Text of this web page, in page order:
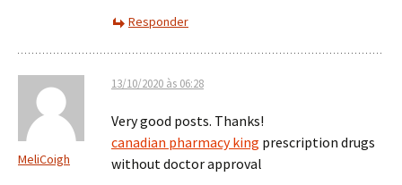
Responder
MeliCoigh
13/10/2020 às 06:28
Very good posts. Thanks!
canadian pharmacy king prescription drugs
without doctor approval